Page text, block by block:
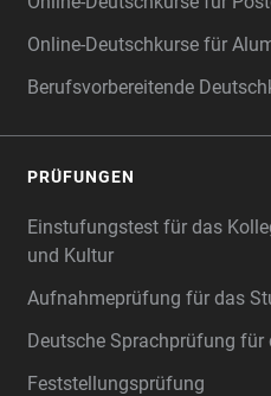
Online-Deutschkurse für
Berufsvorbereitende
PRÜFUNGEN
Einstufungstest für das
und Kultur
Aufnahmeprüfung für das
Deutsche Sprachprüfung
Feststellungsprüfung